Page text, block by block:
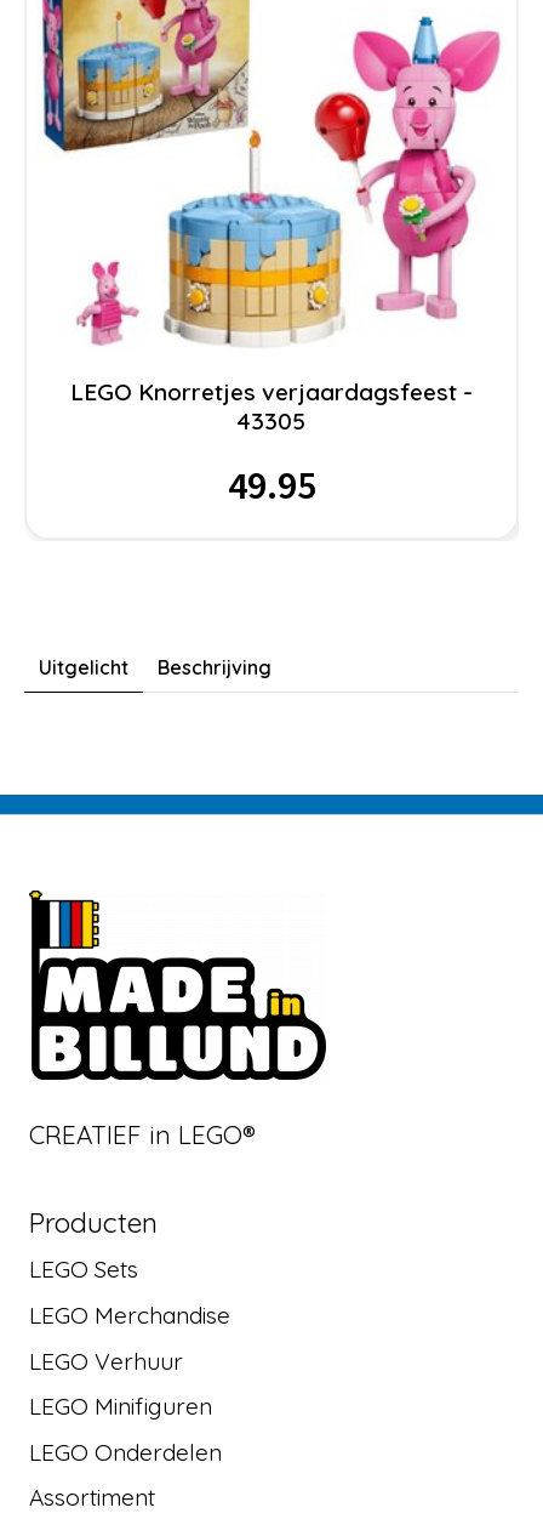
LEGO Knorretjes verjaardagsfeest -
43305
49.95
Uitgelicht Beschrijving
CREATIEF in LEGO®
Producten
LEGO Sets
LEGO Merchandise
LEGO Verhuur
LEGO Minifiguren
LEGO Onderdelen
Assortiment